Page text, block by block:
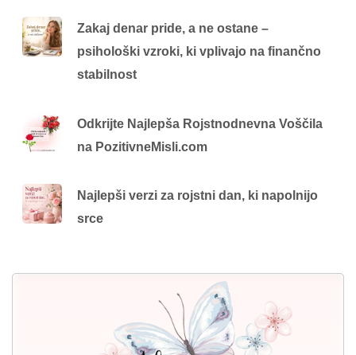
Zakaj denar pride, a ne ostane –
psihološki vzroki, ki vplivajo na finančno
stabilnost
Odkrijte Najlepša Rojstnodnevna Voščila
na PozitivneMisli.com
Najlepši verzi za rojstni dan, ki napolnijo
srce